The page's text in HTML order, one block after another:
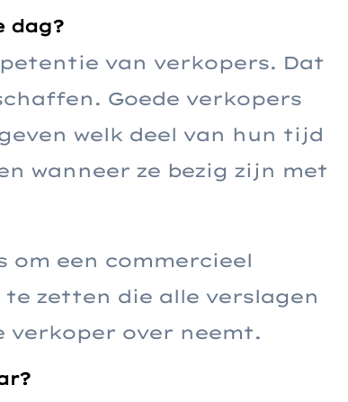
dag?
van verkopers. Dat
Goede verkopers
welk deel van hun tijd
wanneer ze bezig zijn met
een commercieel
zetten die alle verslagen
verkoper over neemt.